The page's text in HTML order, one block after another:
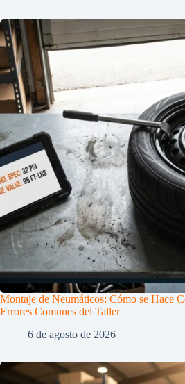
Montaje de Neumáticos: Cómo se Hace
Errores Comunes del Taller
6 de agosto de 2026